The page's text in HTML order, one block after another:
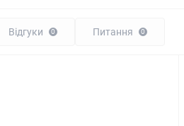
Відгуки 0 Питання 0